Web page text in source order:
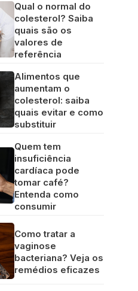
Qual o normal do
colesterol? Saiba
quais são os
valores de
referência
Alimentos que
aumentam o
colesterol: saiba
quais evitar e como
substituir
Quem tem
insuficiência
cardíaca pode
tomar café?
Entenda como
consumir
Como tratar a
vaginose
bacteriana? Veja os
remédios eficazes